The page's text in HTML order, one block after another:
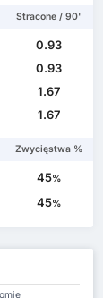
Stracone / 90'
0.93
0.93
1.67
1.67
Zwycięstwa %
45%
45%